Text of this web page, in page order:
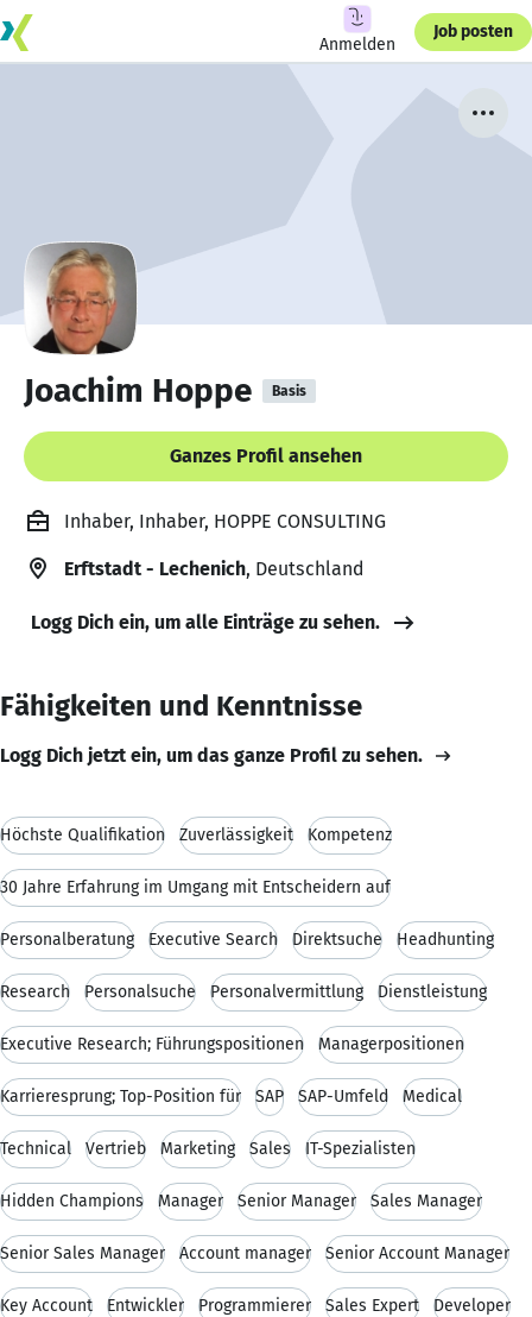
Anmelden
Job posten
Joachim Hoppe Basis
Ganzes Profil ansehen
Inhaber, Inhaber, HOPPE CONSULTING
Erftstadt - Lechenich, Deutschland
Logg Dich ein, um alle Einträge zu sehen.
Fähigkeiten und Kenntnisse
Logg Dich jetzt ein, um das ganze Profil zu sehen.
Höchste Qualifikation Zuverlässigkeit Kompetenz
30 Jahre Erfahrung im Umgang mit Entscheidern auf
Personalberatung Executive Search Direktsuche Headhunting
Research Personalsuche Personalvermittlung Dienstleistung
Executive Research; Führungspositionen Managerpositionen
Karrieresprung; Top-Position für SAP SAP-Umfeld Medical
Technical Vertrieb Marketing Sales IT-Spezialisten
Hidden Champions Manager Senior Manager Sales Manager
Senior Sales Manager Account manager Senior Account Manager
Key Account Entwickler Programmierer Sales Expert Developer